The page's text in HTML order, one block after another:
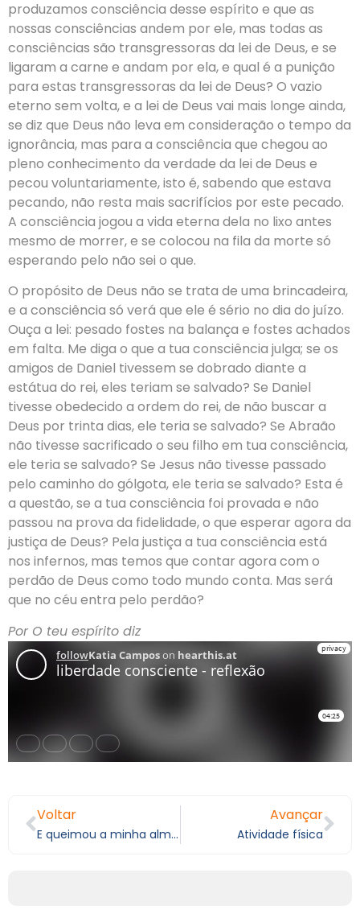
produzamos consciência desse espírito e que as
nossas consciências andem por ele, mas todas as
consciências são transgressoras da lei de Deus, e se
ligaram a carne e andam por ela, e qual é a punição
para estas transgressoras da lei de Deus? O vazio
eterno sem volta, e a lei de Deus vai mais longe ainda,
se diz que Deus não leva em consideração o tempo da
ignorância, mas para a consciência que chegou ao
pleno conhecimento da verdade da lei de Deus e
pecou voluntariamente, isto é, sabendo que estava
pecando, não resta mais sacrifícios por este pecado.
A consciência jogou a vida eterna dela no lixo antes
mesmo de morrer, e se colocou na fila da morte só
esperando pelo não sei o que.
O propósito de Deus não se trata de uma brincadeira,
e a consciência só verá que ele é sério no dia do juízo.
Ouça a lei: pesado fostes na balança e fostes achados
em falta. Me diga o que a tua consciência julga; se os
amigos de Daniel tivessem se dobrado diante a
estátua do rei, eles teriam se salvado? Se Daniel
tivesse obedecido a ordem do rei, de não buscar a
Deus por trinta dias, ele teria se salvado? Se Abraão
não tivesse sacrificado o seu filho em tua consciência,
ele teria se salvado? Se Jesus não tivesse passado
pelo caminho do gólgota, ele teria se salvado? Esta é
a questão, se a tua consciência foi provada e não
passou na prova da fidelidade, o que esperar agora da
justiça de Deus? Pela justiça a tua consciência está
nos infernos, mas temos que contar agora com o
perdão de Deus como todo mundo conta. Mas será
que no céu entra pelo perdão?
Por O teu espírito diz
Voltar
E queimou a minha alma…
Avançar
Atividade física